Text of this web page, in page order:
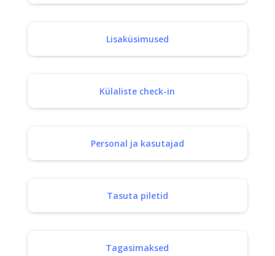
Lisaküsimused
Külaliste check-in
Personal ja kasutajad
Tasuta piletid
Tagasimaksed